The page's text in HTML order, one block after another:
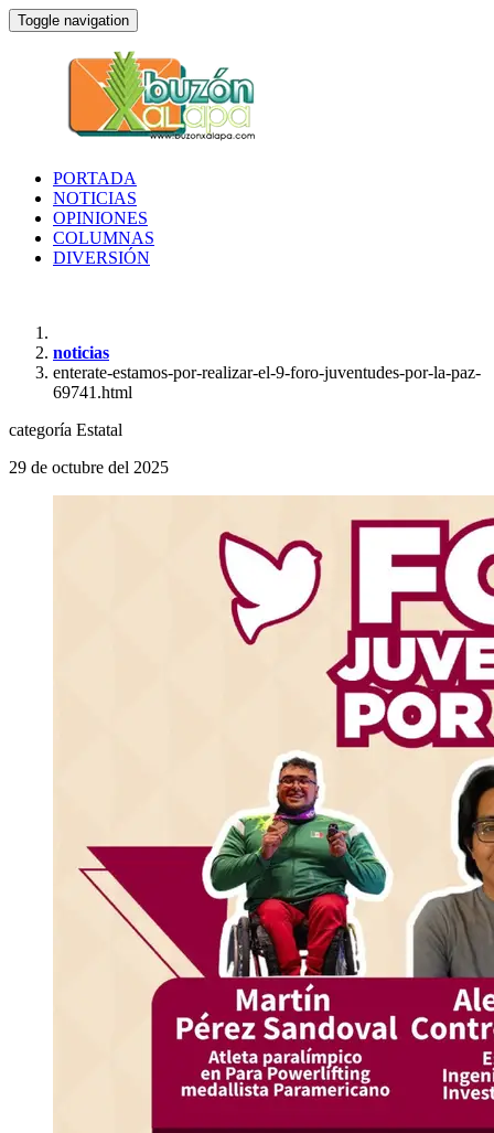
Toggle navigation
PORTADA
NOTICIAS
OPINIONES
COLUMNAS
DIVERSIÓN
noticias
enterate-estamos-por-realizar-el-9-foro-juventudes-por-la-paz-
69741.html
categoría Estatal
29 de octubre del 2025